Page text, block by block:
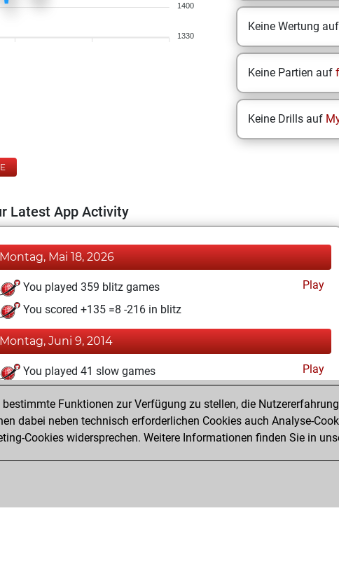
1400
1330
Keine Wertung auf
Keine Partien auf
Keine Drills auf
Latest App Activity
Montag, Mai 18, 2026
You played 359 blitz games
Play
You scored +135 =8 -216 in blitz
Montag, Juni 9, 2014
You played 41 slow games
Play
Funktionen zur Verfügung zu stellen, die
dabei neben technisch erforderlichen Cookies auch Analyse-
Cookies widersprechen. Weitere Informationen finden Sie in